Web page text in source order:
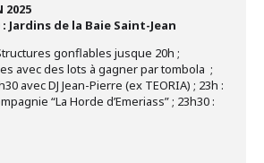
2025
Jardins de la Baie Saint-Jean
gonflables jusque 20h ;
avec des lots à gagner par tombola ;
avec DJ Jean-Pierre (ex TEORIA) ; 23h :
“La Horde d’Emeriass” ; 23h30 :